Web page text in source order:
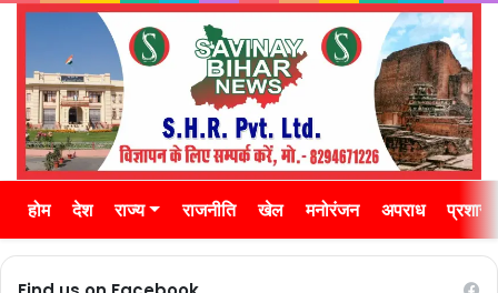
होम देश राज्य राजनीति खेल मनोरंजन अपराध